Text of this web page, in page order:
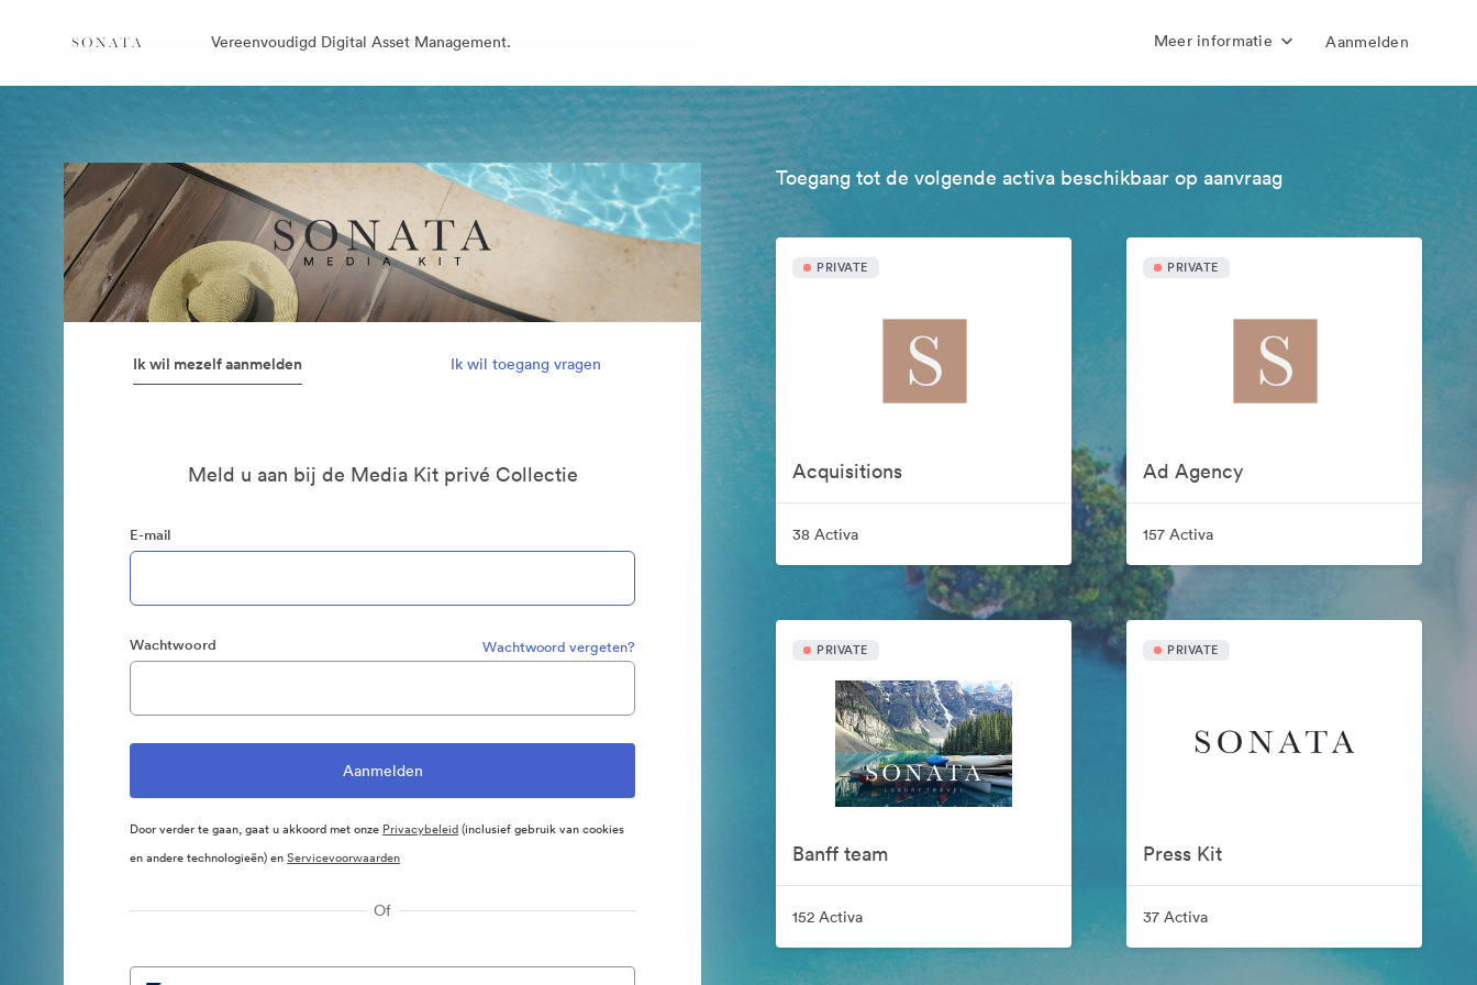
Vereenvoudigd Digital Asset Management. Meer informatie Aanmelden
Ik wil mezelf aanmelden Ik wil toegang vragen
Meld u aan bij de Media Kit privé Collectie
E-mail
Wachtwoord Wachtwoord vergeten?
Door verder te gaan, gaat u akkoord met onze Privacybeleid(inclusief gebruik van cookies
en andere technologieën) enServicevoorwaarden
Of
Toegang tot de volgende activa beschikbaar op aanvraag
PRIVATE
Acquisitions
38 Activa
PRIVATE
Ad Agency
157 Activa
PRIVATE
Banff team
152 Activa
PRIVATE
Press Kit
37 Activa